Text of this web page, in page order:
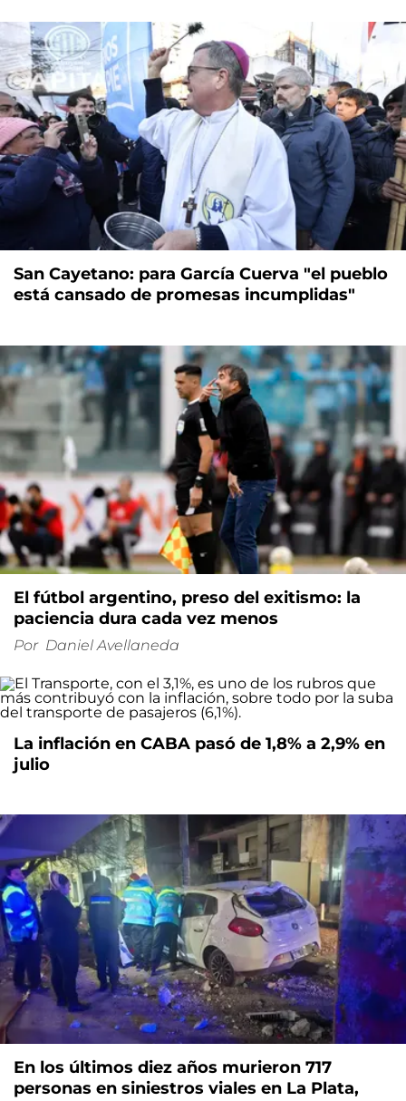
San Cayetano: para García Cuerva "el pueblo
está cansado de promesas incumplidas"
El fútbol argentino, preso del exitismo: la
paciencia dura cada vez menos
Por Daniel Avellaneda
La inflación en CABA pasó de 1,8% a 2,9% en
julio
En los últimos diez años murieron 717
personas en siniestros viales en La Plata,